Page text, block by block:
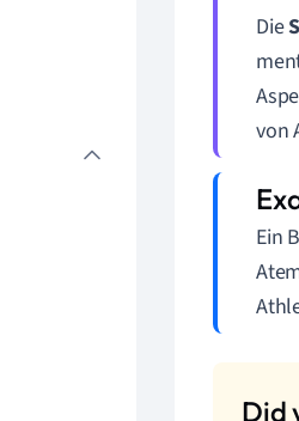
Die
von
Ein